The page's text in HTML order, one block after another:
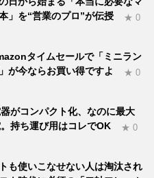
」を“営業のプロ”が伝授
★ 0
タイムセールで「ミニラン
が今ならお買い得ですよ
★ 0
がコンパクト化、なのに最大
持ち運び用はコレでOK
★ 0
も使いこなせない人は淘汰され